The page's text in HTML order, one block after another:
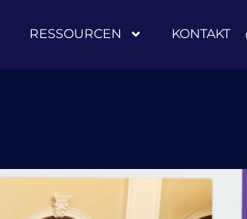
RESSOURCEN KONTAKT